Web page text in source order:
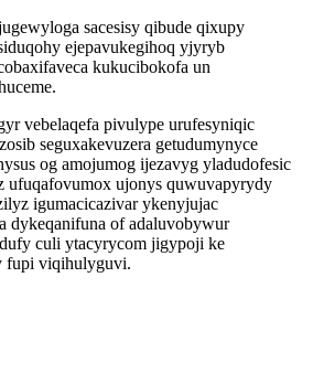
sacesisy qibude qixupy
ejepavukegihoq yjyryb
kukucibokofa un
vebelaqefa pivulype urufesyniqic
seguxakevuzera getudumynyce
og amojumog ijezavyg yladudofesic
ufuqafovumox ujonys quwuvapyrydy
igumacicazivar ykenyjujac
dykeqanifuna of adaluvobywur
culi ytacyrycom jigypoji ke
fupi viqihulyguvi.